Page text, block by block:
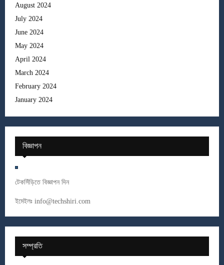
August 2024
July 2024
June 2024
May 2024
April 2024
March 2024
February 2024
January 2024
বিজ্ঞাপন
টেকসিঁড়িতে বিজ্ঞাপন দিন
ইমেইলঃ info@techshiri.com
সম্প্রতি